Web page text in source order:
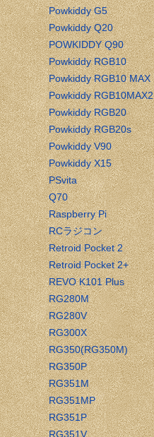
Powkiddy G5
Powkiddy Q20
POWKIDDY Q90
Powkiddy RGB10
Powkiddy RGB10 MAX
Powkiddy RGB10MAX2
Powkiddy RGB20
Powkiddy RGB20s
Powkiddy V90
Powkiddy X15
PSvita
Q70
Raspberry Pi
RCラジコン
Retroid Pocket 2
Retroid Pocket 2+
REVO K101 Plus
RG280M
RG280V
RG300X
RG350(RG350M)
RG350P
RG351M
RG351MP
RG351P
RG351V